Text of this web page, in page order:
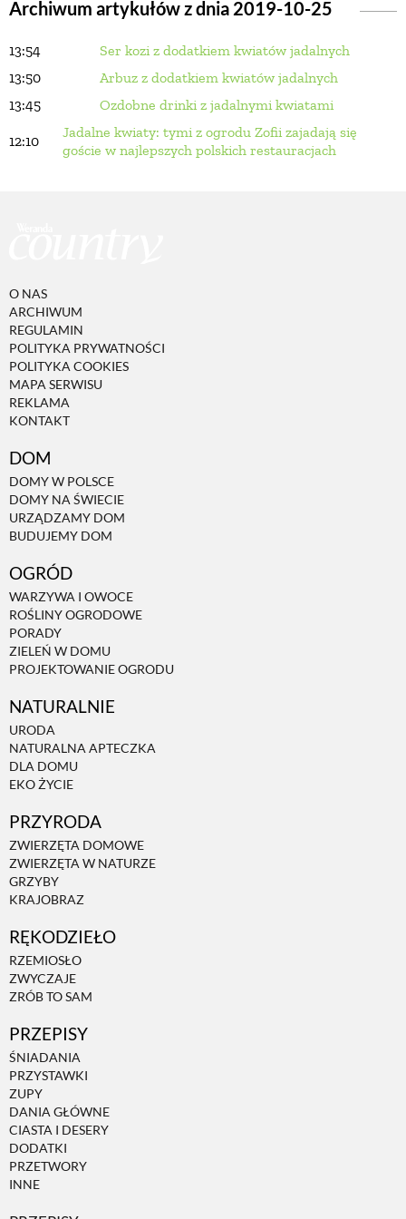
Archiwum artykułów z dnia 2019-10-25
13:54
Ser kozi z dodatkiem kwiatów jadalnych
13:50
Arbuz z dodatkiem kwiatów jadalnych
13:45
Ozdobne drinki z jadalnymi kwiatami
12:10
Jadalne kwiaty: tymi z ogrodu Zofii zajadają się
goście w najlepszych polskich restauracjach
O NAS
ARCHIWUM
REGULAMIN
POLITYKA PRYWATNOŚCI
POLITYKA COOKIES
MAPA SERWISU
REKLAMA
KONTAKT
DOM
DOMY W POLSCE
DOMY NA ŚWIECIE
URZĄDZAMY DOM
BUDUJEMY DOM
OGRÓD
WARZYWA I OWOCE
ROŚLINY OGRODOWE
PORADY
ZIELEŃ W DOMU
PROJEKTOWANIE OGRODU
NATURALNIE
URODA
NATURALNA APTECZKA
DLA DOMU
EKO ŻYCIE
PRZYRODA
ZWIERZĘTA DOMOWE
ZWIERZĘTA W NATURZE
GRZYBY
KRAJOBRAZ
RĘKODZIEŁO
RZEMIOSŁO
ZWYCZAJE
ZRÓB TO SAM
PRZEPISY
ŚNIADANIA
PRZYSTAWKI
ZUPY
DANIA GŁÓWNE
CIASTA I DESERY
DODATKI
PRZETWORY
INNE
BUDUJEMY DOM
OGRÓD
ZIELEŃ W DOMU
ZWIERZĘTA W NATURZE